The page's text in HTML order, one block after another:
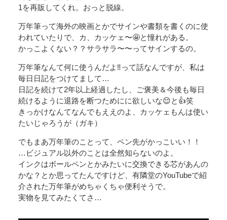
1を再販してくれ。おっと脱線。
万年筆って海外の映画とかでサインや書類を書くのに使
われていたりで、カ、カッケェ〜🤩と憧れがある。
かっこよくない？？サラサラ〜〜ってサインするの。
万年筆なんて何に使うんだよ‼️って話なんですが、私は
毎日日記をつけてまして…
日記を続けて2年以上経過したし、ご褒美＆今後も毎日
続けるように退路を断つためにに欲しいな😌と👍笑
きっかけなんてなんでもええのよ、カッケェもんは使い
たいじゃろうが（ガキ）
でもまあ万年筆のことって、ペン先がかっこいい！！
…ビジュアル以外のことは全然知らないのよ。
インクはボールペンとかみたいに交換できる芯があんの
かな？とか思ってたんですけど、有隣堂のYouTubeで紹
介された万年筆がめちゃくちゃ便利そうで。
実物を見てみたくてさ…